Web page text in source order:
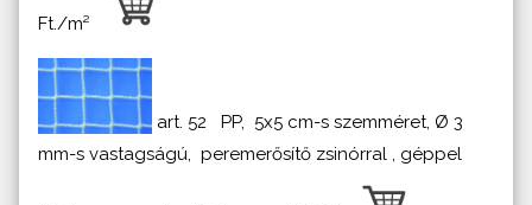
Ft./m²
art. 52 PP, 5x5 cm-s szemméret, Ø 3
mm-s vastagságú, peremerősítő zsinórral , géppel